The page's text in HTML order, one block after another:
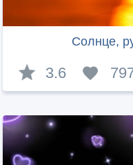
Солнце,
3.6